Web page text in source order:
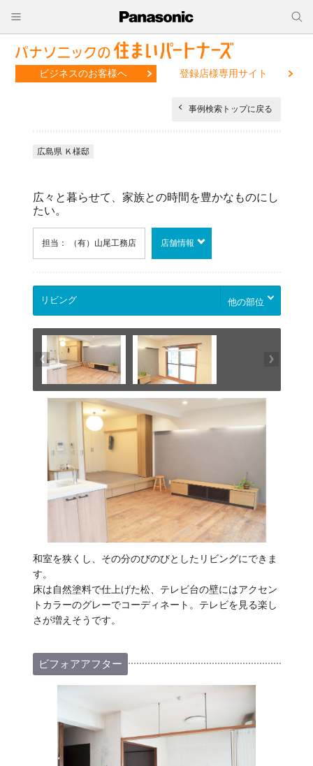
ビジネスのお客様へ 登録店様専用サイト
事例検索トップに戻る
広島県 Ｋ様邸
広々と暮らせて、家族との時間を豊かなものにし
たい。
担当： （有）山尾工務店 店舗情報
他の部位
和室を狭くし、その分のびのびとしたリビングにできま
す。
床は自然塗料で仕上げた松、テレビ台の壁にはアクセン
トカラーのグレーでコーディネート。テレビを見る楽し
さが増えそうです。
ビフォアアフター